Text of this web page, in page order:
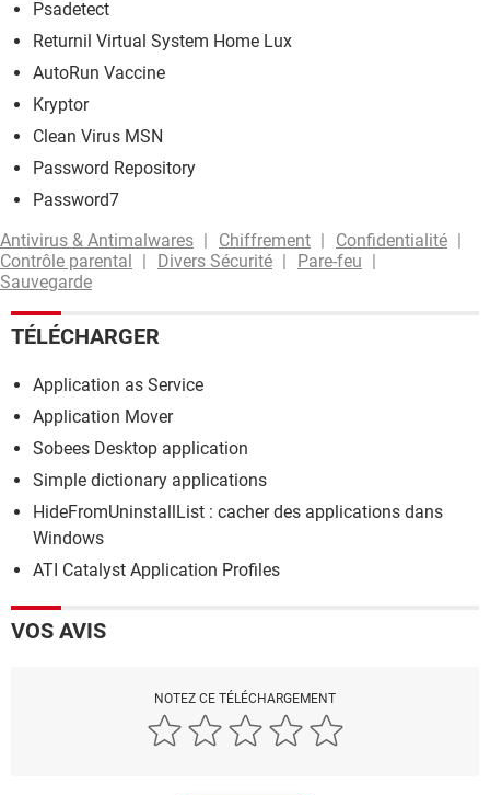
Psadetect
Returnil Virtual System Home Lux
AutoRun Vaccine
Kryptor
Clean Virus MSN
Password Repository
Password7
Antivirus & Antimalwares
Chiffrement
Confidentialité
Contrôle parental
Divers Sécurité
Pare-feu
Sauvegarde
TÉLÉCHARGER
Application as Service
Application Mover
Sobees Desktop application
Simple dictionary applications
HideFromUninstallList : cacher des applications dans
Windows
ATI Catalyst Application Profiles
VOS AVIS
NOTEZ CE TÉLÉCHARGEMENT